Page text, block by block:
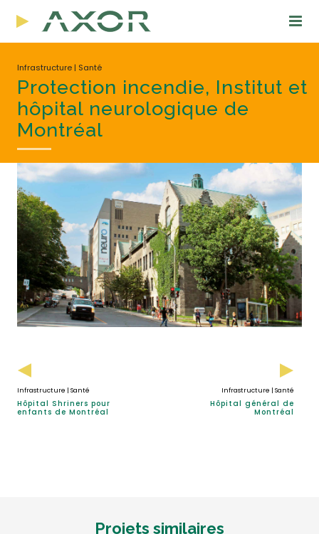
Infrastructure | Santé
Protection incendie, Institut et
hôpital neurologique de
Montréal
Infrastructure | Santé
Hôpital Shriners pour
enfants de Montréal
Infrastructure | Santé
Hôpital général de
Montréal
Projets similaires